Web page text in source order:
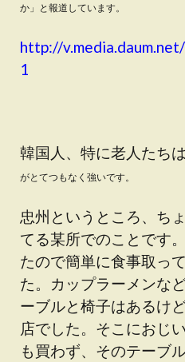
か」と報道しています。
http://
1
韓国人、特に老人たちは
がとてつもなく強いです。
忠州というところ、ち
てる某所でのことです
たので簡単に食事取っ
た。カップラーメンな
ーブルと椅子はあるけ
店でした。そこにおじ
も買わず、そのテーブ